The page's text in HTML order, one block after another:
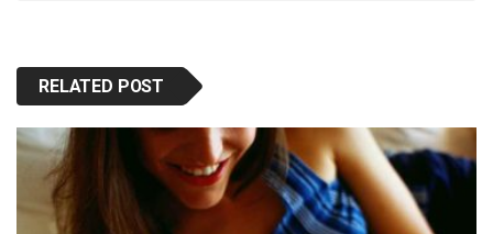
RELATED POST